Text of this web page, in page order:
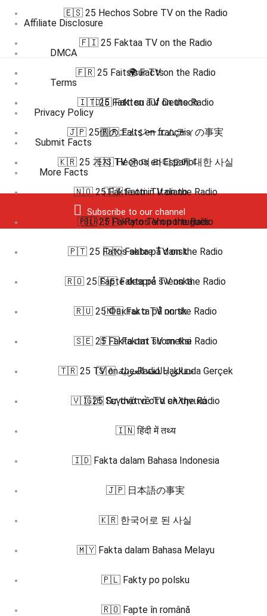
Affiliate Disclosure
DMCA
Terms
Privacy Policy
Submit Facts
More Facts
Subscribe to our channel
🇪🇸 25 Hechos Sobre TV on the Radio
🇫🇮 25 Faktaa TV on the Radio
🇫🇷 25 Faits sur TV on the Radio
🇮🇹 25 Fatti su TV on the Radio
🇯🇵 25個のエムジーエムティの事実
🇰🇷 25 가지 TV 온 더 라디오에 대한 사실
🇳🇴 25 Fakta om TV on the Radio
🇵🇱 25 Fakty o TV on the Radio
🇵🇹 25 Fatos sobre TV on the Radio
🇷🇴 25 Fapte despre TV on the Radio
🇷🇺 25 Факты о TV on the Radio
🇸🇪 25 Fakta om TV on the Radio
🇹🇷 25 TV on the Radio Hakkında Gerçek
🇻🇮 25 Sự thật về TV on the Radio
🌍 Facts
🇩🇪 Fakten auf Deutsch
🇫🇷 Faits en français
🇪🇸 Hechos en Español
🇮🇹 Fatti in Italiano
🇧🇷 🇵🇹 Fatos em português
🇩🇰 Fakta på dansk
🇸🇪 Fakta på svenska
🇳🇴 Fakta på norsk
🇫🇮 Faktat suomeksi
🇸🇦 حقائق باللغة العربية
🇬🇷 Γεγονότα στα ελληνικά
🇮🇳 हिंदी में तथ्य
🇮🇩 Fakta dalam Bahasa Indonesia
🇯🇵 日本語の事実
🇰🇷 한국어로 된 사실
🇲🇾 Fakta dalam Bahasa Melayu
🇵🇱 Fakty po polsku
🇷🇴 Fapte în română